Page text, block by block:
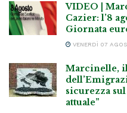
VIDEO |
Cazier: l’8
Giornata
VENERDÌ 07
Marcinelle,
sicurezza
attuale”